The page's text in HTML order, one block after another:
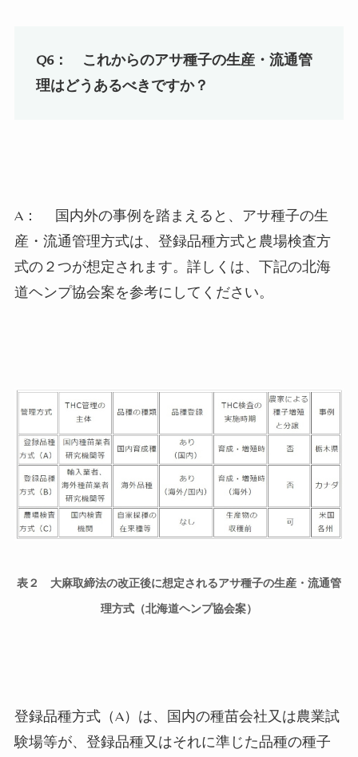
Q6：
これからのアサ種子の生産・流通管
理はどうあるべきですか？
A：
国内外の事例を踏まえると、アサ種子の生
産・流通管理方式は、登録品種方式と農場検査方
式の２つが想定されます。詳しくは、下記の北海
道ヘンプ協会案を参考にしてください。
表２ 大麻取締法の改正後に想定されるアサ種子の生産・流通管
理方式 （北海道ヘンプ協会案）
登録品種方式（A）は、国内の種苗会社又は農業試
験場等が、登録品種又はそれに準じた品種の種子